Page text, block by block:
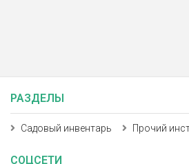
РАЗДЕЛЫ
Садовый инвентарь Прочий
СОЦСЕТИ